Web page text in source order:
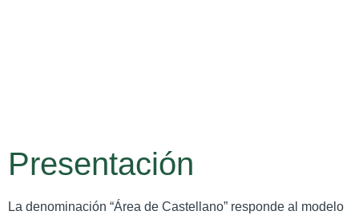
Presentación
La denominación “Área de Castellano” responde al modelo